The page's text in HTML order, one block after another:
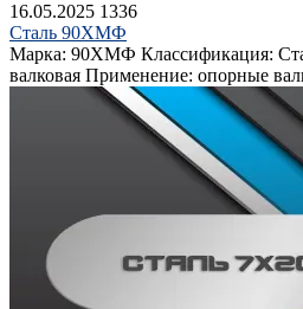
16.05.2025 1336
Сталь 90ХМФ
Марка: 90ХМФ Классификация:
валковая Применение: опорные